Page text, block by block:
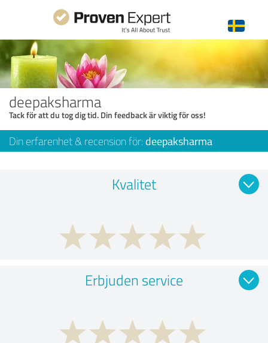
deepaksharma
Tack för att du tog dig tid. Din feedback är viktig för oss!
Din erfarenhet & recension för: deepaksharma
Kvalitet
Erbjuden service